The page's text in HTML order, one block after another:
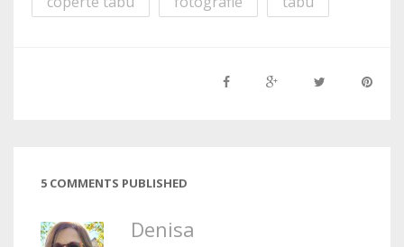
5 COMMENTS PUBLISHED
Denisa